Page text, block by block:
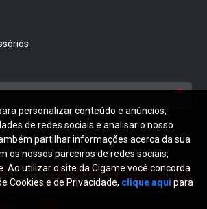
da CIGAME
Quero receber
personalizar conteúdo e anúncios,
de redes sociais e analisar o nosso
partilhar informações acerca da sua
os nossos parceiros de redes sociais,
Ao utilizar o site da Cigame você concorda
Cookies e de Privacidade, clique aqui para